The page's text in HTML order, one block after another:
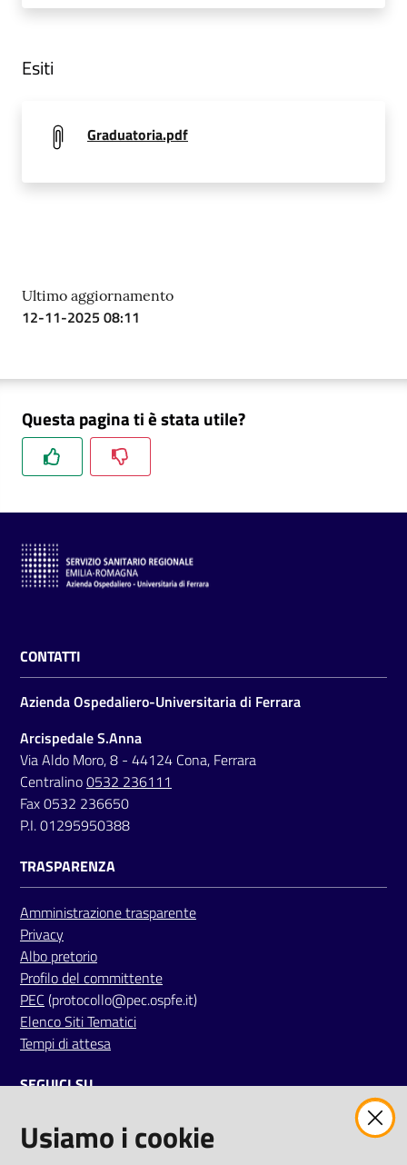
Esiti
Graduatoria.pdf
Ultimo aggiornamento
12-11-2025 08:11
Questa pagina ti è stata utile?
CONTATTI
Azienda Ospedaliero-Universitaria di Ferrara
Arcispedale S.Anna
Via Aldo Moro, 8 - 44124 Cona, Ferrara
Centralino0532 236111
Fax 0532 236650
P.I. 01295950388
TRASPARENZA
Amministrazione trasparente
Privacy
Albo pretorio
Profilo del committente
PEC (protocollo@pec.ospfe.it)
Elenco Siti Tematici
Tempi di attesa
SEGUICI SU
twitterfacebookyoutube
Usiamo i cookie